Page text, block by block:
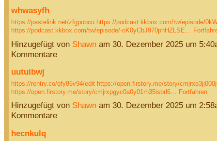
whwasyfh
https://pastelink.net/zfgpobcu https://podcast.kkbox.com/tw/episode/
https://podcast.kkbox.com/tw/episode/-oK0yCbJ970phHZLSE…
Hinzugefügt von Shawnam 30. Dezember 2025 um
Kommentare
uutuibwj
https://rentry.co/qfy86v94/edit https://open.firstory.me/story/
https://open.firstory.me/story/cmjrxpgyc0a0y01rh35isbrl6… Fortfahren
Hinzugefügt von Shawnam 30. Dezember 2025 um
Kommentare
hecnkulq